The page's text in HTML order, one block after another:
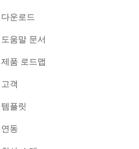
다운로드
도움말 문서
제품 로드맵
고객
템플릿
연동